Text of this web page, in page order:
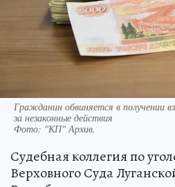
Гражданин обвиняется в получении
за незаконные действия
Фото: "КП" Архив.
Судебная коллегия по
Верховного Суда